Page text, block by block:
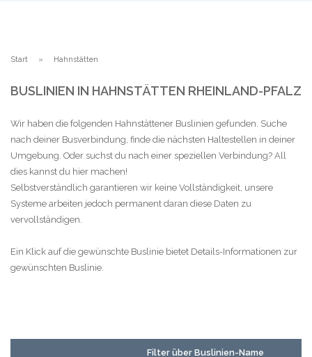
Start Hahnstätten
BUSLINIEN IN HAHNSTÄTTEN RHEINLAND-PFALZ
Wir haben die folgenden Hahnstättener Buslinien gefunden. Suche
nach deiner Busverbindung, finde die nächsten Haltestellen in deiner
Umgebung. Oder suchst du nach einer speziellen Verbindung? All
dies kannst du hier machen!
Selbstverständlich garantieren wir keine Vollständigkeit, unsere
Systeme arbeiten jedoch permanent daran diese Daten zu
vervollständigen.
Ein Klick auf die gewünschte Buslinie bietet Details-Informationen zur
gewünschten Buslinie.
Filter über Buslinien-Name